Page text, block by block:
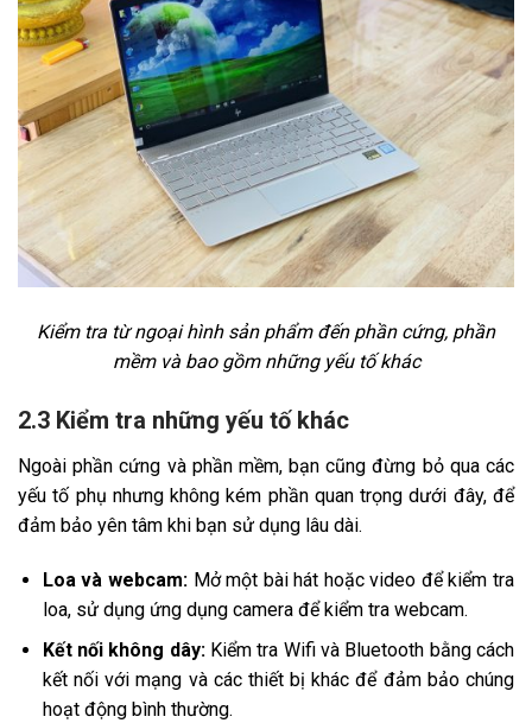
Kiểm tra từ ngoại hình sản phẩm đến phần cứng, phần
mềm và bao gồm những yếu tố khác
2.3 Kiểm tra những yếu tố khác
Ngoài phần cứng và phần mềm, bạn cũng đừng bỏ qua các
yếu tố phụ nhưng không kém phần quan trọng dưới đây, để
đảm bảo yên tâm khi bạn sử dụng lâu dài.
Loa và webcam:Mở một bài hát hoặc video để kiểm tra
loa, sử dụng ứng dụng camera để kiểm tra webcam.
Kết nối không dây:Kiểm tra Wifi và Bluetooth bằng cách
kết nối với mạng và các thiết bị khác để đảm bảo chúng
hoạt động bình thường.